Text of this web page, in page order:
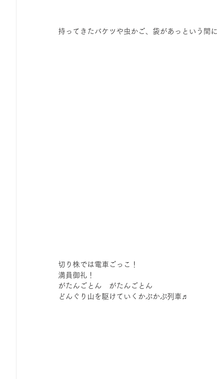
持ってきたバケツや虫かご、袋があっという間
切り株では電車ごっこ！
満員御礼！
がたんごとん　がたんごとん
どんぐり山を駆けていくかぷかぷ列車♬